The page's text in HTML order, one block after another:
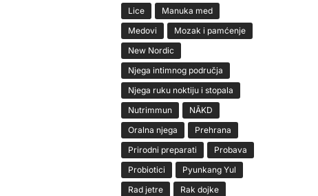
Lice
Manuka med
Medovi
Mozak i pamćenje
New Nordic
Njega intimnog područja
Njega ruku noktiju i stopala
Nutrimmun
NĀKD
Oralna njega
Prehrana
Prirodni preparati
Probava
Probiotici
Pyunkang Yul
Rad jetre
Rak dojke